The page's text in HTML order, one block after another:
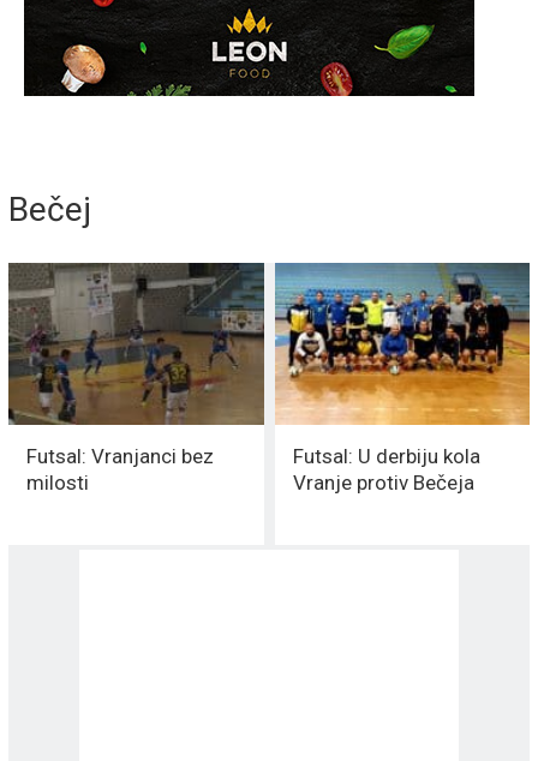
Bečej
Futsal: Vranjanci bez
milosti
Futsal: U derbiju kola
Vranje protiv Bečeja